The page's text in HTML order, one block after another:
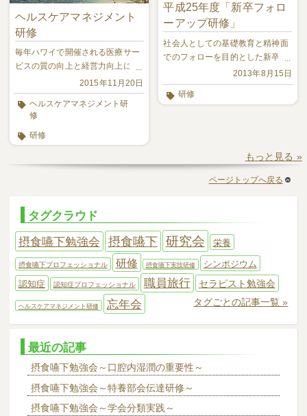
ヘルスケアマネジメント
研修
毎年ハワイで開催される医療サー
ビスの質の向上と経営力向上に資
するプログラムへ参加してきまし
た。
2015年11月20日
ヘルスケアマネジメント研
修
研修
平成25年度「新卒フォロ
ーアップ研修」
社会人としての基礎教育と精神面
でのフォローを目的とした新卒者
へのフォローアップ研修を行って
います。
2013年8月15日
研修
もっと見る »
ページトップへ戻る
タグクラウド
摂食嚥下勉強会
摂食嚥下 研究会 栄養
摂食嚥下プロフェッショナル 研修 摂食嚥下実技研修
シンポジウム
認知症
認知症プロフェッショナル 職員旅行 セラピスト勉強会
ヘルスケアマネジメント研修 忘年会 タグごとの記事一覧 »
最近の記事
摂食嚥下勉強会～口腔内湿潤の重要性～
摂食嚥下勉強会～特養部会伝達研修～
摂食嚥下勉強会～学会分類実践～